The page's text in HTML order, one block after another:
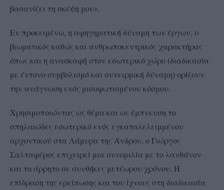
βασανίζει τη σκέψη μου».
Εν προκειμένω, η αφηγηματική δύναμη των έργων, ο
βιωματικός καθώς και ανθρωποκεντρικός χαρακτήρας
όπως και η ανασκαφή στον εσωτερικό χώρο (διαδικασία
με έντονο συμβολισμό και συνειρμική δύναμη) ορίζουν
την ανάγνωση ενός μισοφωτισμένου κόσμου.
Χρησιμοποιώντας ως θέμα και ως έμπνευση το
σπηλαιώδες εσωτερικό ενός εγκαταλελειμμένου
αρχοντικού στα Λάμυρα της Άνδρου, ο Γιώργος
Σαλταφέρος επιχειρεί μια συνομιλία με το λανθάνον
και το άρρητο σε συνθήκες μετέωρου χρόνου. Η
επίδραση της ερείπωσης και του ίχνους στη διαδικασία